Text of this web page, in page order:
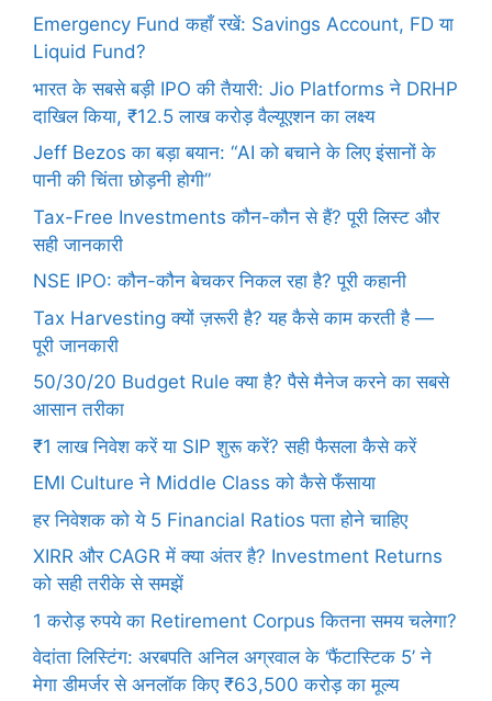
Emergency Fund कहाँ रखें: Savings Account, FD या
Liquid Fund?
भारत के सबसे बड़ी IPO की तैयारी: Jio Platforms ने DRHP
दाखिल किया, ₹12.5 लाख करोड़ वैल्यूएशन का लक्ष्य
Jeff Bezos का बड़ा बयान: “AI को बचाने के लिए इंसानों के
पानी की चिंता छोड़नी होगी”
Tax-Free Investments कौन-कौन से हैं? पूरी लिस्ट और
सही जानकारी
NSE IPO: कौन-कौन बेचकर निकल रहा है? पूरी कहानी
Tax Harvesting क्यों ज़रूरी है? यह कैसे काम करती है —
पूरी जानकारी
50/30/20 Budget Rule क्या है? पैसे मैनेज करने का सबसे
आसान तरीका
₹1 लाख निवेश करें या SIP शुरू करें? सही फैसला कैसे करें
EMI Culture ने Middle Class को कैसे फँसाया
हर निवेशक को ये 5 Financial Ratios पता होने चाहिए
XIRR और CAGR में क्या अंतर है? Investment Returns
को सही तरीके से समझें
1 करोड़ रुपये का Retirement Corpus कितना समय चलेगा?
वेदांता लिस्टिंग: अरबपति अनिल अग्रवाल के ‘फैंटास्टिक 5’ ने
मेगा डीमर्जर से अनलॉक किए ₹63,500 करोड़ का मूल्य